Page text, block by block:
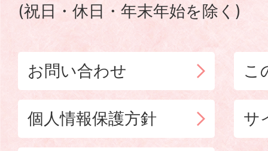
(祝日・休日・年末年始を除く)
お問い合わせ こ
個人情報保護方針 サ